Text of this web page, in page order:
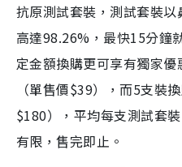
抗原測試套裝，測試套裝
高達98.26%，最快15分鐘
定金額換購更可享有獨家
（單售價$39），而5支裝
$180），平均每支測試套
有限，售完即止。